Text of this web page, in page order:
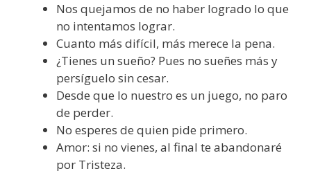
Nos quejamos de no haber logrado lo que
no intentamos lograr.
Cuanto más difícil, más merece la pena.
¿Tienes un sueño? Pues no sueñes más y
persíguelo sin cesar.
Desde que lo nuestro es un juego, no paro
de perder.
No esperes de quien pide primero.
Amor: si no vienes, al final te abandonaré
por Tristeza.